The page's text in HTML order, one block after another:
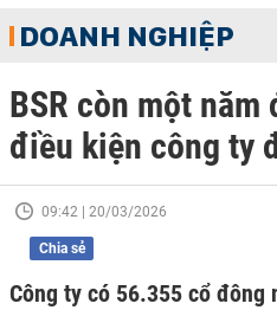
DOANH NGHIỆP
BSR còn một năm
điều kiện công ty
09:42 | 20/03/2026
Chia sẻ
Công ty có 56.355 cổ đông